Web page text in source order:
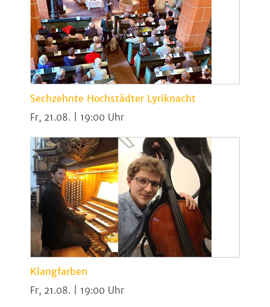
Sechzehnte Hochstädter Lyriknacht
Fr, 21.08. | 19:00
Klangfarben
Fr, 21.08. | 19:00